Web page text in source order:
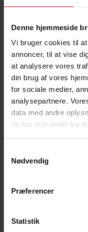
Denne hjemmeside
Vi bruger cookies til
annoncer, til at vise
at analysere vores
din brug af vores
for sociale medier,
analysepartnere.
data med andre
de har indsamlet fra
Nødvendig
Præferencer
Statistik